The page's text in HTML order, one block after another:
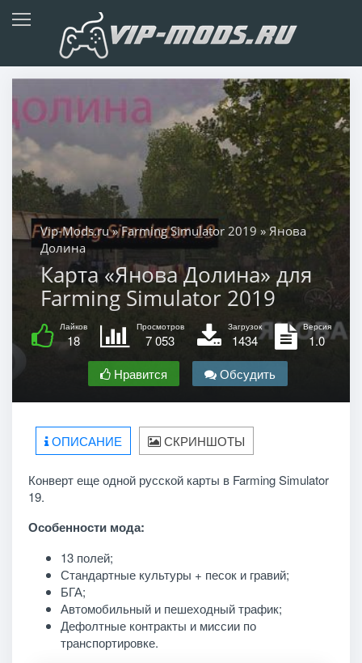
Vip-Mods.ru»Farming Simulator 2019 » Янова
Долина
Карта «Янова Долина» для
Farming Simulator 2019
Лайков
18
Просмотров
7 053
Загрузок
1434
Версия
1.0
Нравится
Обсудить
ОПИСАНИЕ СКРИНШОТЫ
Конверт еще одной русской карты в Farming Simulator
19.
Особенности мода:
13 полей;
Стандартные культуры + песок и гравий;
БГА;
Автомобильный и пешеходный трафик;
Дефолтные контракты и миссии по
транспортировке.